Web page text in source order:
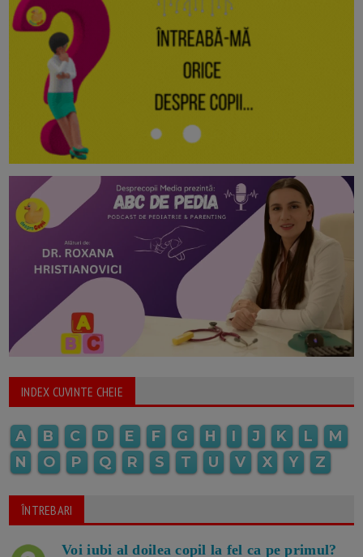
INDEX CUVINTE CHEIE
A B C D E F G H I J K L
M
N
O P Q R S T U V X Y Z
ÎNTREBARI
Voi iubi al doilea copil la fel ca pe primul?